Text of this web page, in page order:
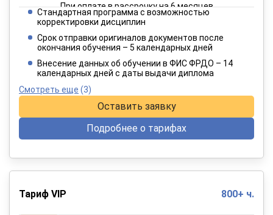
При оплате в рассрочку на 6 месяцев
3 849 руб.
При оплате в рассрочку на 12 месяцев
Стандартная программа с возможностью
корректировки дисциплин
Срок отправки оригиналов документов после
окончания обучения – 5 календарных дней
Внесение данных об обучении в ФИС ФРДО – 14
календарных дней с даты выдачи диплома
Смотреть еще (3)
Оставить заявку
Подробнее о тарифах
Тариф VIP 800+ ч.